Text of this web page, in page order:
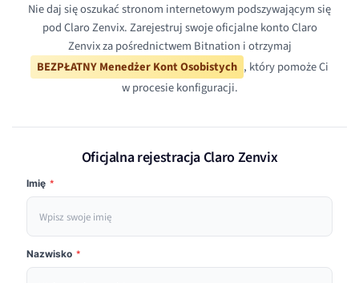
Nie daj się oszukać stronom internetowym podszywającym się
pod Claro Zenvix. Zarejestruj swoje oficjalne konto Claro
Zenvix za pośrednictwem Bitnation i otrzymaj
BEZPŁATNY Menedżer Kont Osobistych , który pomoże Ci
w procesie konfiguracji.
Oficjalna rejestracja Claro Zenvix
Imię *
Nazwisko *